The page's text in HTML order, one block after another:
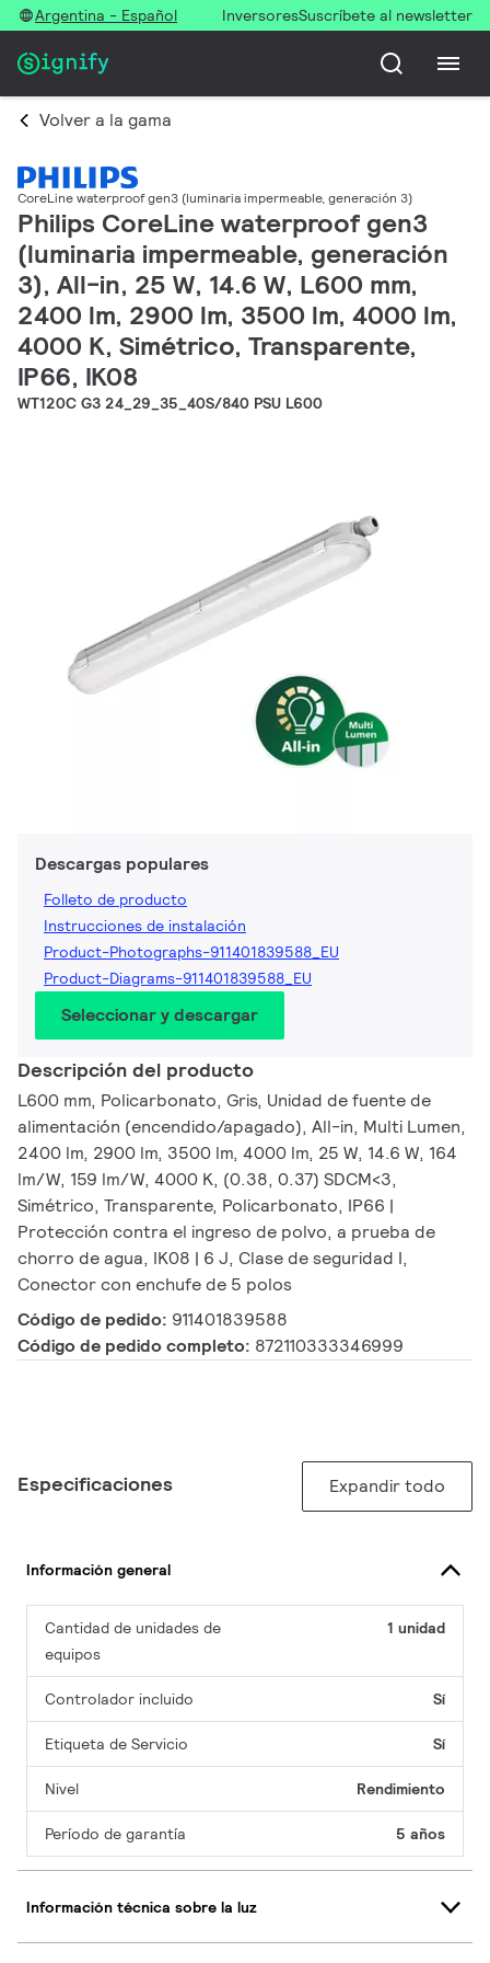
Argentina - Español InversoresSuscríbete al newsletter
Volver a la gama
CoreLine waterproof gen3 (luminaria impermeable, generación 3)
Philips CoreLine waterproof gen3
(luminaria impermeable, generación
3), All-in, 25 W, 14.6 W, L600 mm,
2400 lm, 2900 lm, 3500 lm, 4000 lm,
4000 K, Simétrico, Transparente,
IP66, IK08
WT120C G3 24_29_35_40S/840 PSU L600
Descargas populares
Folleto de producto
Instrucciones de instalación
Product-Photographs-911401839588_EU
Product-Diagrams-911401839588_EU
Seleccionar y descargar
Descripción del producto
L600 mm, Policarbonato, Gris, Unidad de fuente de
alimentación (encendido/apagado), All-in, Multi Lumen,
2400 lm, 2900 lm, 3500 lm, 4000 lm, 25 W, 14.6 W, 164
lm/W, 159 lm/W, 4000 K, (0.38, 0.37) SDCM<3,
Simétrico, Transparente, Policarbonato, IP66 |
Protección contra el ingreso de polvo, a prueba de
chorro de agua, IK08 | 6 J, Clase de seguridad I,
Conector con enchufe de 5 polos
Código de pedido: 911401839588
Código de pedido completo: 872110333346999
Especificaciones Expandir todo
Información general
Cantidad de unidades de
equipos
1 unidad
Controlador incluido Sí
Etiqueta de Servicio Sí
Nivel Rendimiento
Período de garantía 5 años
Información técnica sobre la luz